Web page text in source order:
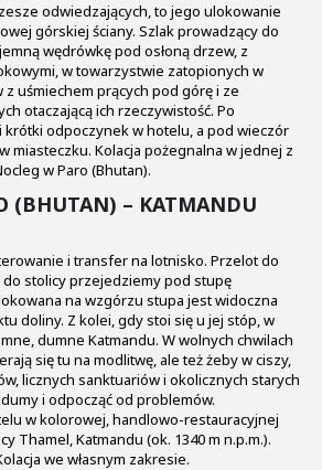
odwiedzających, to jego ulokowanie
górskiej ściany. Szlak prowadzący do
wędrówkę pod osłoną drzew, z
w towarzystwie zatopionych w
uśmiechem prących pod górę i ze
otaczającą ich rzeczywistość. Po
krótki odpoczynek w hotelu, a pod wieczór
miasteczku. Kolacja pożegnalna w jednej z
w Paro (Bhutan).
(BHUTAN) – KATMANDU
i transfer na lotnisko. Przelot do
do stolicy przejedziemy pod stupę
na wzgórzu stupa jest widoczna
doliny. Z kolei, gdy stoi się u jej stóp, w
dumne Katmandu. W wolnych chwilach
się tu na modlitwę, ale też żeby w ciszy,
licznych sanktuariów i okolicznych starych
i odpocząć od problemów.
w kolorowej, handlowo-restauracyjnej
Thamel, Katmandu (ok. 1340 m n.p.m.).
we własnym zakresie.